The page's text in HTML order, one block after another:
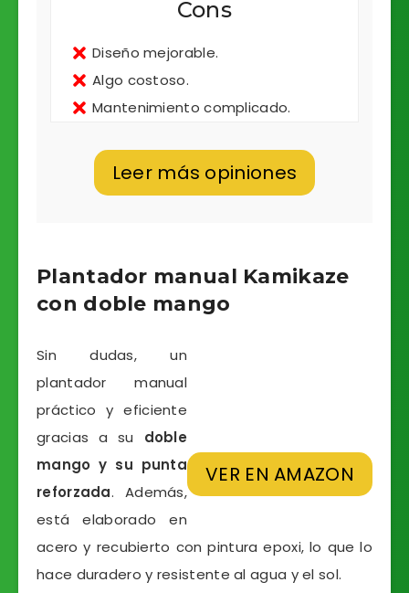
Cons
Diseño mejorable.
Algo costoso.
Mantenimiento complicado.
Leer más opiniones
Plantador manual Kamikaze
con doble mango
VER EN AMAZON
Sin dudas, un
plantador manual
práctico y eficiente
gracias a su doble
mango y su punta
reforzada. Además,
está elaborado en
acero y recubierto con pintura epoxi, lo que lo
hace duradero y resistente al agua y el sol.